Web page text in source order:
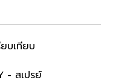
ยบเทียบ
- สเปรย์